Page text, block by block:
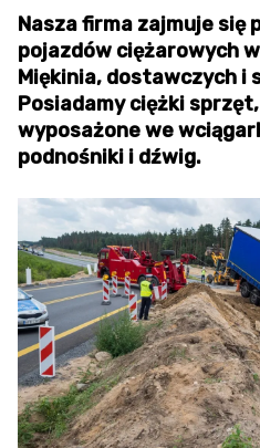
Nasza firma zajmuje się
pojazdów ciężarowych
Miękinia, dostawczych i
Posiadamy ciężki
wyposażone we
podnośniki i dźwig.